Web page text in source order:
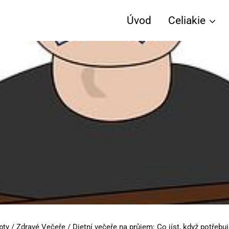
Úvod Celiakie
/ Zdravé Večeře / Dietní večeře na průjem: Co jíst, když